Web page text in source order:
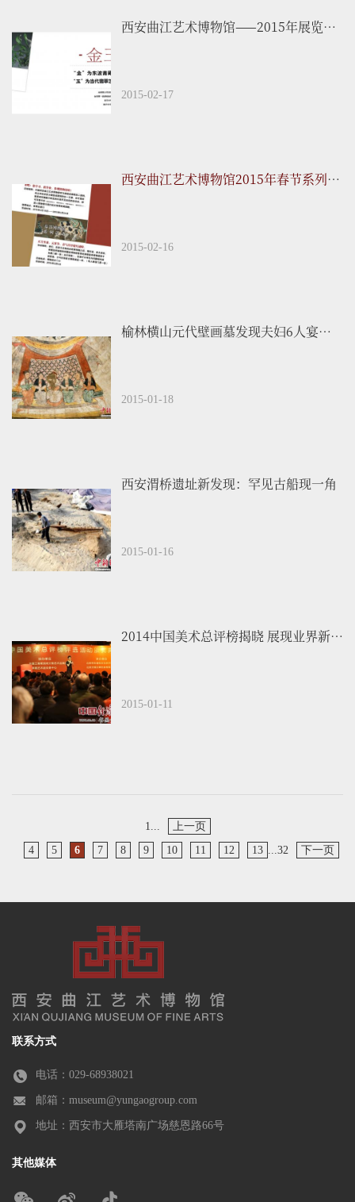
西安曲江艺术博物馆——2015年展览预告
2015-02-17
西安曲江艺术博物馆2015年春节系列活动
2015-02-16
榆林横山元代壁画墓发现夫妇6人宴饮图
2015-01-18
西安渭桥遗址新发现：罕见古船现一角
2015-01-16
2014中国美术总评榜揭晓 展现业界新领袖新力量
2015-01-11
1...
上一页
4
5 6 7 8 9 10 11 12 13 ...32 下一页
联系方式
电话：029-68938021
邮箱：museum@yungaogroup.com
地址：西安市大雁塔南广场慈恩路66号
其他媒体